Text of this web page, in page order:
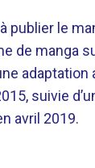
publier le
de manga
suivie
avril 2019.